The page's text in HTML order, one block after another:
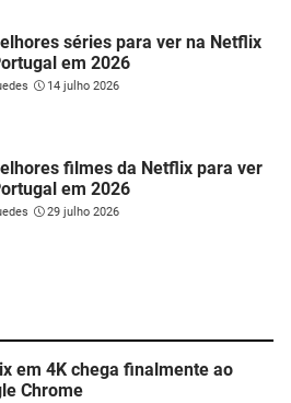
séries para ver na Netflix
em 2026
14 julho 2026
filmes da Netflix para ver
em 2026
29 julho 2026
em 4K chega finalmente ao
Chrome